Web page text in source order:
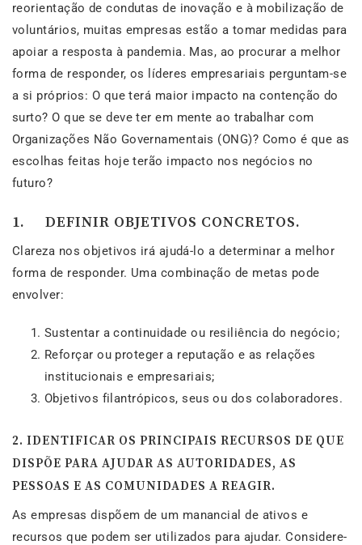
reorientação de condutas de inovação e à mobilização de
voluntários, muitas empresas estão a tomar medidas para
apoiar a resposta à pandemia. Mas, ao procurar a melhor
forma de responder, os líderes empresariais perguntam-se
a si próprios: O que terá maior impacto na contenção do
surto? O que se deve ter em mente ao trabalhar com
Organizações Não Governamentais (ONG)? Como é que as
escolhas feitas hoje terão impacto nos negócios no
futuro?
1. DEFINIR OBJETIVOS CONCRETOS.
Clareza nos objetivos irá ajudá-lo a determinar a melhor
forma de responder. Uma combinação de metas pode
envolver:
Sustentar a continuidade ou resiliência do negócio;
Reforçar ou proteger a reputação e as relações
institucionais e empresariais;
Objetivos filantrópicos, seus ou dos colaboradores.
2. IDENTIFICAR OS PRINCIPAIS RECURSOS DE QUE
DISPÕE PARA AJUDAR AS AUTORIDADES, AS
PESSOAS E AS COMUNIDADES A REAGIR.
As empresas dispõem de um manancial de ativos e
recursos que podem ser utilizados para ajudar. Considere-